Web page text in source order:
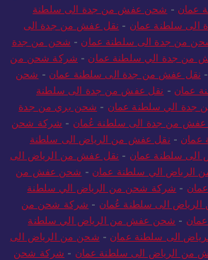
عمان - شحن عفش من جدة الى سلطنة
سلطنة عمان - نقل عفش من جدة الى
من جدة الى سلطنة عمان - شحن من جدة
من جدة الي سلطنة عمان - شركة شحن من
- نقل عفش من جدة الى سلطنة عمان - شحن
عمان - نقل عفش من جدة الى سلطنة
الي سلطنة عمان - شحن بري من جدة
عفش من جدة الى سلطنة عُمان - شركة شحن
عمان - نقل عفش من الرياض الى سلطنة
الى سلطنة عمان - نقل عفش من الرياض الى
الرياض الي سلطنة عمان - شحن عفش من
- شركة شحن من الرياض الي سلطنة
الى سلطنة عُمان - شركة شحن من
- شحن عفش من الرياض الي سلطنة
الى سلطنة عمان - شحن من الرياض الى
من الرياض الى سلطنة عمان - شركة شحن